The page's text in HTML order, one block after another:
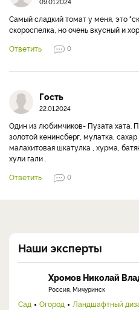
Самый сладкий томат у меня, это
скороспелка, но очень вкусный и
Ответить
0
Гость
22.01.2024
Один из любимчиков- Пузата хата.
золотой кенинсберг, мулатка,
малахитовая шкатулка , хурма,
хули гали .
Ответить
0
Наши эксперты
Хромов Николай
Россия, Мичуринск
Сад Огород Ландшафтный